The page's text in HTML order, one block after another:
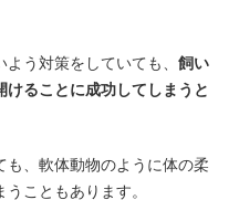
う対策をしていても、 飼い
ることに成功してしまうと
、軟体動物のように体の柔
こともあります。